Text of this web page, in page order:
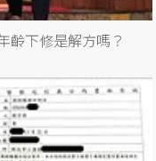
齡下修是解方嗎？